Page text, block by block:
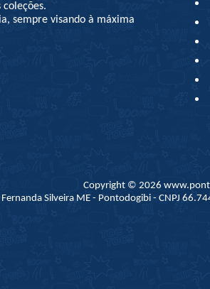
sempre visando à máxima
Copyright © 2026
Fernanda Silveira ME - Pontodogibi - CNPJ